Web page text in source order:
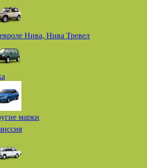
Нива, Нива Тревел
марки